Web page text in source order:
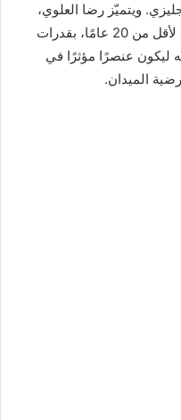
ويتميّز رضا العلوي،
الذي دافع عن ألوان المنتخب المغربي لأقل من 20 عامًا، بقدرات
ليكون عنصرًا مؤثرًا في
الميدان.